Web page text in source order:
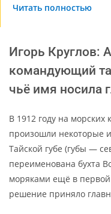
Читать полностью
Игорь Круглов:
командующий
чьё имя носила
В 1912 году на морских
произошли некоторые
Тайской губе (губы —
переименована бухта
моряками ещё в первой
решение приняло